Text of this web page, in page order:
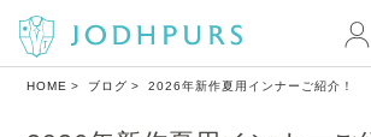
HOME ブログ 2026年新作夏用インナーご紹介！